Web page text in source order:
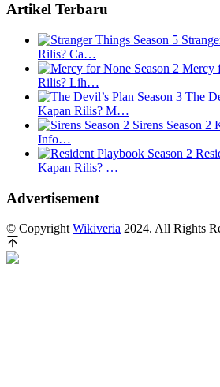
Artikel Terbaru
Rilis? Ca…
Mercy
Rilis? Lih…
The
Kapan Rilis? M…
Sirens Season 2
Info…
Kapan Rilis? …
Advertisement
© CopyrightWikiveria 2024. All Rights